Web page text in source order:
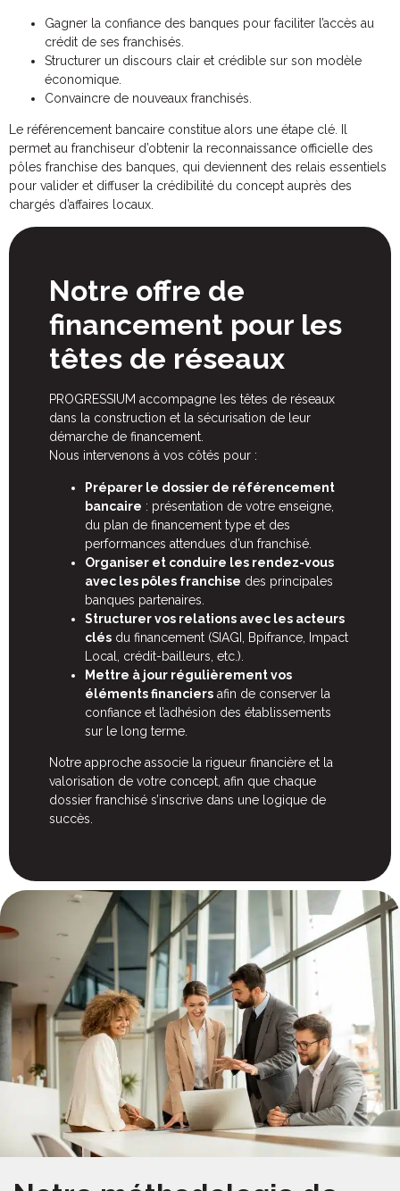
Gagner la confiance des banques pour faciliter l’accès au
crédit de ses franchisés.
Structurer un discours clair et crédible sur son modèle
économique.
Convaincre de nouveaux franchisés.
Le référencement bancaire constitue alors une étape clé. Il
permet au franchiseur d’obtenir la reconnaissance officielle des
pôles franchise des banques, qui deviennent des relais essentiels
pour valider et diffuser la crédibilité du concept auprès des
chargés d’affaires locaux.
Notre offre de
financement pour les
têtes de réseaux
PROGRESSIUM accompagne les têtes de réseaux
dans la construction et la sécurisation de leur
démarche de financement.
Nous intervenons à vos côtés pour :
Préparer le dossier de référencement
bancaire : présentation de votre enseigne,
du plan de financement type et des
performances attendues d’un franchisé.
Organiser et conduire les rendez-vous
avec les pôles franchise des principales
banques partenaires.
Structurer vos relations avec les acteurs
clés du financement (SIAGI, Bpifrance, Impact
Local, crédit-bailleurs, etc.).
Mettre à jour régulièrement vos
éléments financiers afin de conserver la
confiance et l’adhésion des établissements
sur le long terme.
Notre approche associe la rigueur financière et la
valorisation de votre concept, afin que chaque
dossier franchisé s’inscrive dans une logique de
succès.